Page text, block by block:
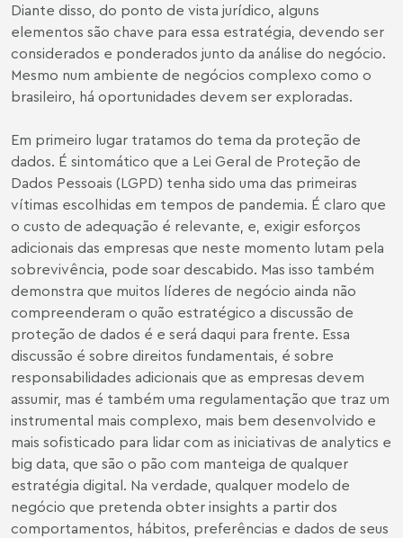
Diante disso, do ponto de vista jurídico, alguns
elementos são chave para essa estratégia, devendo ser
considerados e ponderados junto da análise do negócio.
Mesmo num ambiente de negócios complexo como o
brasileiro, há oportunidades devem ser exploradas.
Em primeiro lugar tratamos do tema da proteção de
dados. É sintomático que a Lei Geral de Proteção de
Dados Pessoais (LGPD) tenha sido uma das primeiras
vítimas escolhidas em tempos de pandemia. É claro que
o custo de adequação é relevante, e, exigir esforços
adicionais das empresas que neste momento lutam pela
sobrevivência, pode soar descabido. Mas isso também
demonstra que muitos líderes de negócio ainda não
compreenderam o quão estratégico a discussão de
proteção de dados é e será daqui para frente. Essa
discussão é sobre direitos fundamentais, é sobre
responsabilidades adicionais que as empresas devem
assumir, mas é também uma regulamentação que traz um
instrumental mais complexo, mais bem desenvolvido e
mais sofisticado para lidar com as iniciativas de analytics e
big data, que são o pão com manteiga de qualquer
estratégia digital. Na verdade, qualquer modelo de
negócio que pretenda obter insights a partir dos
comportamentos, hábitos, preferências e dados de seus